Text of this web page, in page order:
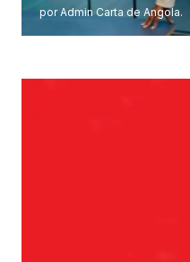
por Admin Carta de Angola.